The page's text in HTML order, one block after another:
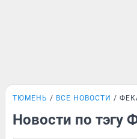
ТЮМЕНЬ ВСЕ НОВОСТИ
Новости по тэгу